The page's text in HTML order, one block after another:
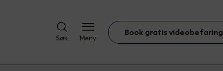
Søk Meny
Book gratis videobefaring